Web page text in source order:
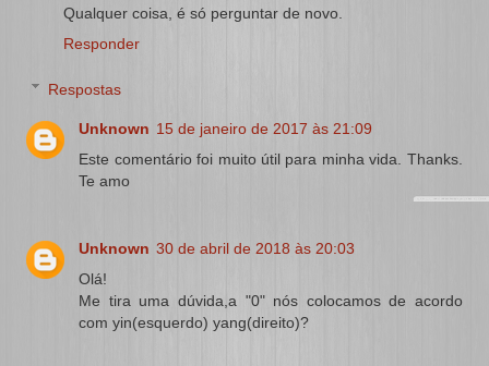
Qualquer coisa, é só perguntar de novo.
Responder
Respostas
Unknown 15 de janeiro de 2017 às 21:09
Este comentário foi muito útil para minha vida. Thanks.
Te amo
Unknown 30 de abril de 2018 às 20:03
Olá!
Me tira uma dúvida,a "0" nós colocamos de acordo
com yin(esquerdo) yang(direito)?